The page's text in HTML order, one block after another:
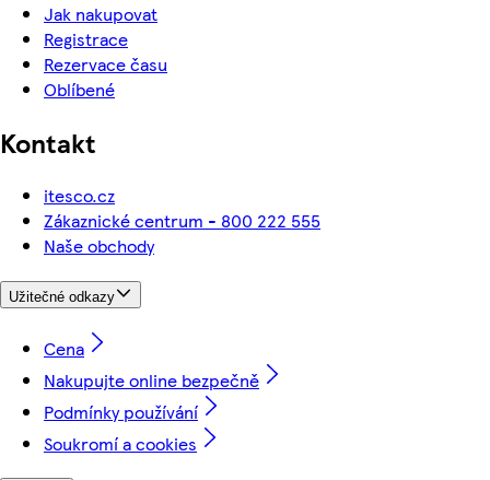
Jak nakupovat
Registrace
Rezervace času
Oblíbené
Kontakt
itesco.cz
Zákaznické centrum - 800 222 555
Naše obchody
Užitečné odkazy
Cena
Nakupujte online bezpečně
Podmínky používání
Soukromí a cookies